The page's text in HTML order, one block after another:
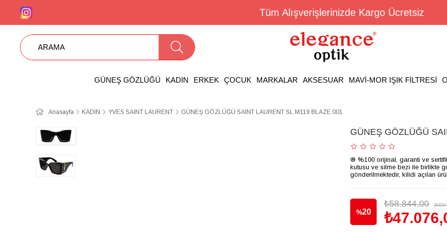
Tüm Alışverişlerinizde Kargo Ücretsiz
GÜNEŞ GÖZLÜĞÜ KADIN ERKEK ÇOCUK MARKALAR AKSESUAR MAVİ-MOR IŞIK FİLTRESİ
Anasayfa KADIN YVES SAINT LAURENT GÜNEŞ GÖZLÜĞÜ SAINT LAURENT SL M119 BLAZE 001
GÜNEŞ GÖZLÜĞÜ
® %100 orijinal, garanti ve
kutusu ve silme bezi ile birlikte
gönderilmektedir, kilidi açılan
%20
₺58.844,00 (KDV